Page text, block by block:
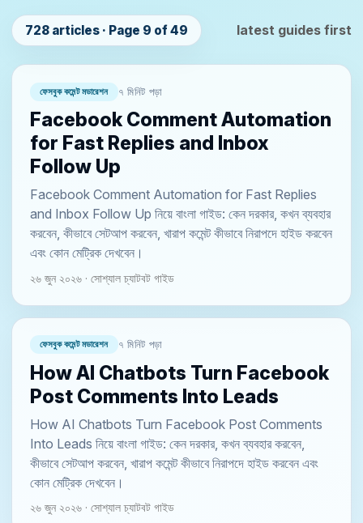
728 articles · Page 9 of 49 latest guides first
ফেসবুক কমেন্ট মডারেশন ৭ মিনিট পড়া
Facebook Comment Automation
for Fast Replies and Inbox
Follow Up
Facebook Comment Automation for Fast Replies
and Inbox Follow Up নিয়ে বাংলা গাইড: কেন দরকার, কখন ব্যবহার
করবেন, কীভাবে সেটআপ করবেন, খারাপ কমেন্ট কীভাবে নিরাপদে হাইড করবেন
এবং কোন মেট্রিক দেখবেন।
২৬ জুন ২০২৬ · সোশ্যাল চ্যাটবট গাইড
ফেসবুক কমেন্ট মডারেশন ৭ মিনিট পড়া
How AI Chatbots Turn Facebook
Post Comments Into Leads
How AI Chatbots Turn Facebook Post Comments
Into Leads নিয়ে বাংলা গাইড: কেন দরকার, কখন ব্যবহার করবেন,
কীভাবে সেটআপ করবেন, খারাপ কমেন্ট কীভাবে নিরাপদে হাইড করবেন এবং
কোন মেট্রিক দেখবেন।
২৬ জুন ২০২৬ · সোশ্যাল চ্যাটবট গাইড